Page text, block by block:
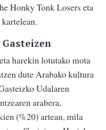
Honky Tonk Losers eta
harekin lotutako mota
dute Arabako kultura
Udalaren
arabera,
(%20) artean, mila